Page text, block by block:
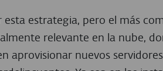
estrategia, pero el más
relevante en la nube,
aprovisionar nuevos